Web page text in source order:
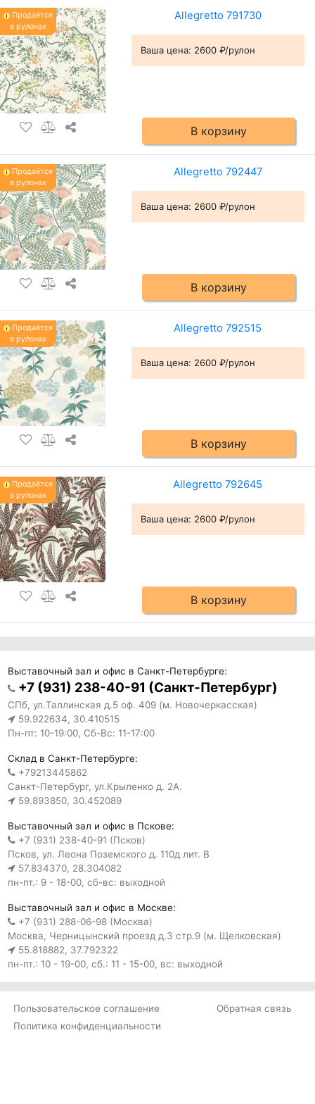
Продаётся
в рулонах
Allegretto 791730
Ваша цена: 2600 ₽/рулон
В корзину
Продаётся
в рулонах
Allegretto 792447
Ваша цена: 2600 ₽/рулон
В корзину
Продаётся
в рулонах
Allegretto 792515
Ваша цена: 2600 ₽/рулон
В корзину
Продаётся
в рулонах
Allegretto 792645
Ваша цена: 2600 ₽/рулон
В корзину
Выставочный зал и офис в Санкт-Петербурге:
+7 (931) 238-40-91 (Санкт-Петербург)
СПб, ул.Таллинская д.5 оф. 409 (м. Новочеркасская)
59.922634, 30.410515
Пн-пт: 10-19:00, Сб-Вс: 11-17:00
Склад в Санкт-Петербурге:
+79213445862
Санкт-Петербург, ул.Крыленко д. 2А.
59.893850, 30.452089
Выставочный зал и офис в Пскове:
+7 (931) 238-40-91 (Псков)
Псков, ул. Леона Поземского д. 110д лит. В
57.834370, 28.304082
пн-пт.: 9 - 18-00, сб-вс: выходной
Выставочный зал и офис в Москве:
+7 (931) 288-06-98 (Москва)
Москва, Черницынский проезд д.3 стр.9 (м. Щелковская)
55.818882, 37.792322
пн-пт.: 10 - 19-00, сб.: 11 - 15-00, вс: выходной
Пользовательское соглашение
Политика конфиденциальности
Обратная связь